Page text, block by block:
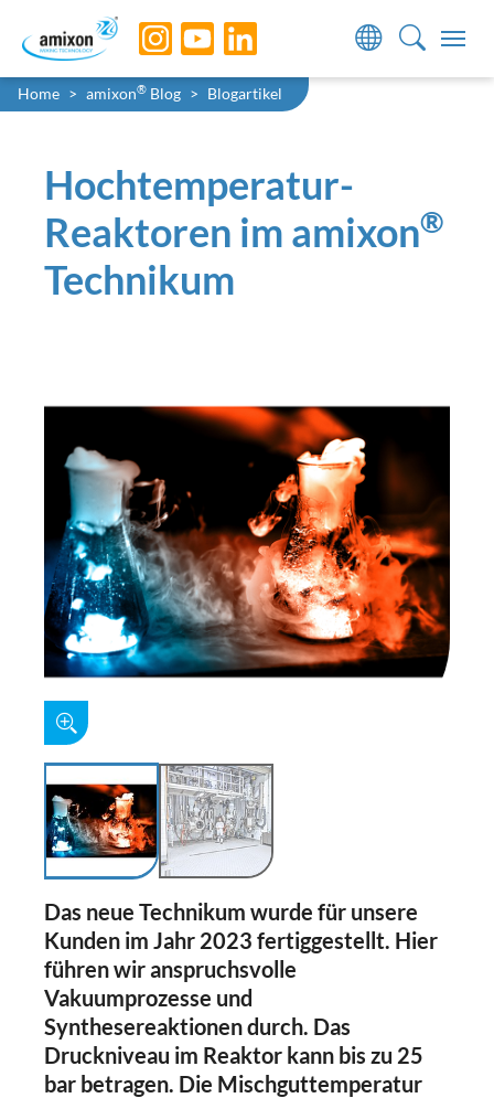
Skip to main navigation
Skip to main content
Skip to page footer
Sie sind hier:
Home amixon® Blog Blogartikel
Hochtemperatur-
Reaktoren im amixon®
Technikum
Das neue Technikum wurde für unsere
Kunden im Jahr 2023 fertiggestellt. Hier
führen wir anspruchsvolle
Vakuumprozesse und
Synthesereaktionen durch. Das
Druckniveau im Reaktor kann bis zu 25
bar betragen. Die Mischguttemperatur